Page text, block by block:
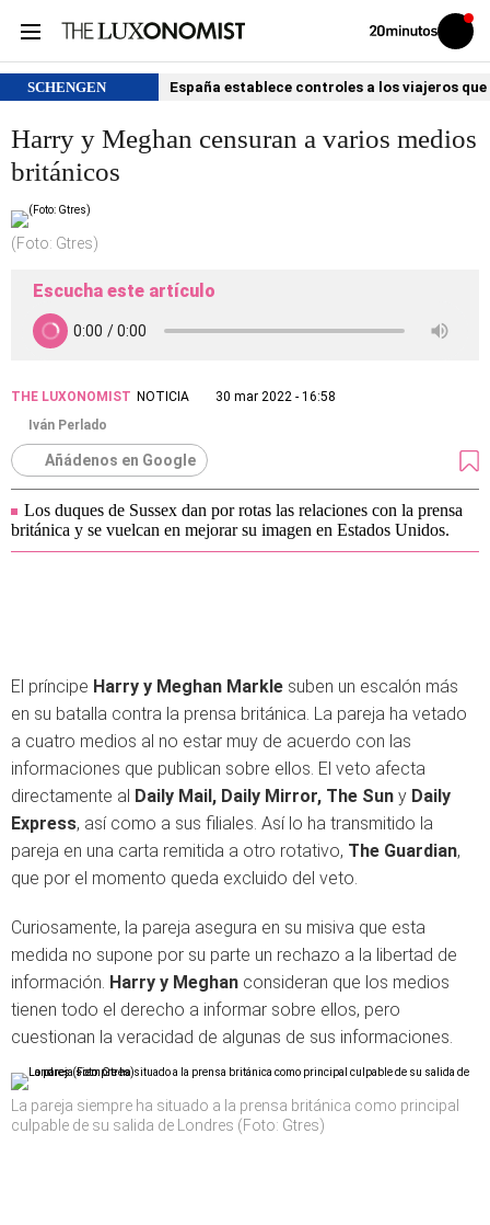
Volver
Iniciar
sesión
SCHENGEN España establece controles a los viajeros
Harry y Meghan censuran a varios medios
británicos
(Foto: Gtres)
Escucha este artículo
THE LUXONOMIST NOTICIA
30 mar 2022 - 16:58
Iván Perlado
Añádenos en Google
Los duques de Sussex dan por rotas las relaciones con la prensa
británica y se vuelcan en mejorar su imagen en Estados Unidos.
El príncipe Harry y Meghan Markle suben un escalón más
en su batalla contra la prensa británica. La pareja ha vetado
a cuatro medios al no estar muy de acuerdo con las
informaciones que publican sobre ellos. El veto afecta
directamente al Daily Mail, Daily Mirror, The Sun y Daily
Express, así como a sus filiales. Así lo ha transmitido la
pareja en una carta remitida a otro rotativo, The Guardian,
que por el momento queda excluido del veto.
Curiosamente, la pareja asegura en su misiva que esta
medida no supone por su parte un rechazo a la libertad de
información. Harry y Meghan consideran que los medios
tienen todo el derecho a informar sobre ellos, pero
cuestionan la veracidad de algunas de sus informaciones.
La pareja siempre ha situado a la prensa británica como principal
culpable de su salida de Londres (Foto: Gtres)